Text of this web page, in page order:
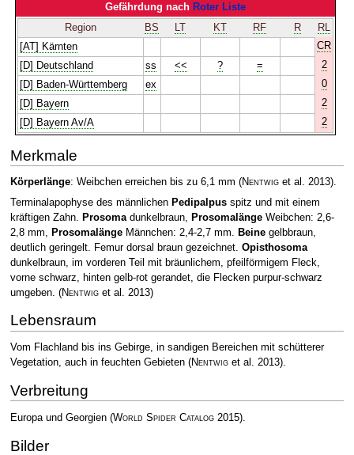
Gefährdung nach Roter Liste
Region
BS LT KT RF R
RL
[AT] Kärnten
CR
[D] Deutschland
ss << ? =
2
[D] Baden-Württemberg
ex
0
[D] Bayern
2
[D] Bayern Av/A
2
Merkmale
Körperlänge: Weibchen erreichen bis zu 6,1 mm (Nentwiget al. 2013).
Terminalapophyse des männlichen Pedipalpusspitz und mit einem
kräftigen Zahn.
Prosomadunkelbraun, ProsomalängeWeibchen: 2,6-
2,8 mm,
ProsomalängeMännchen: 2,4-2,7 mm. Beinegelbbraun,
deutlich geringelt. Femur dorsal braun gezeichnet. Opisthosoma
dunkelbraun, im vorderen Teil mit bräunlichem, pfeilförmigem Fleck,
vorne schwarz, hinten gelb-rot gerandet, die Flecken purpur-schwarz
umgeben. (Nentwiget al. 2013)
Lebensraum
Vom Flachland bis ins Gebirge, in sandigen Bereichen mit schütterer
Vegetation, auch in feuchten Gebieten (Nentwiget al. 2013).
Verbreitung
Europa und Georgien (World Spider Catalog2015).
Bilder